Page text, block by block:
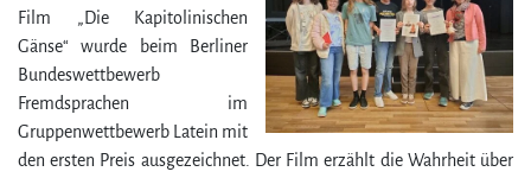
Film „Die Kapitolinischen
Gänse“ wurde beim Berliner
Bundes­wett­bewerb
Fremdsprachen im
Gruppenwettbewerb Latein mit
den ersten Preis ausgezeichnet. Der Film erzählt die Wahrheit über